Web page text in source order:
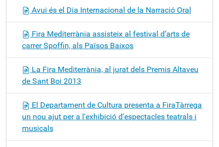
Avui és el Dia Internacional de la Narració Oral
Fira Mediterrània assisteix al festival d’arts de
carrer Spoffin, als Països Baixos
La Fira Mediterrània, al jurat dels Premis Altaveu
de Sant Boi 2013
El Departament de Cultura presenta a FiraTàrrega
un nou ajut per a l'exhibició d'espectacles teatrals i
musicals